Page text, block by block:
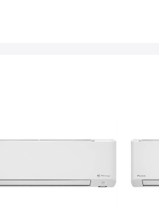
ẩm Humidity SensorVỏ dàn nóng cải